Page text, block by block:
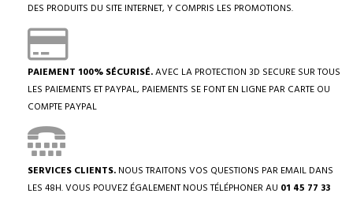
DES PRODUITS DU SITE INTERNET, Y COMPRIS LES PROMOTIONS.
PAIEMENT 100% SÉCURISÉ.AVEC LA PROTECTION 3D SECURE SUR TOUS
LES PAIEMENTS ET PAYPAL, PAIEMENTS SE FONT EN LIGNE PAR CARTE OU
COMPTE PAYPAL
SERVICES CLIENTS. NOUS TRAITONS VOS QUESTIONS PAR EMAIL DANS
LES 48H. VOUS POUVEZ ÉGALEMENT NOUS TÉLÉPHONER AU 01 45 77 33